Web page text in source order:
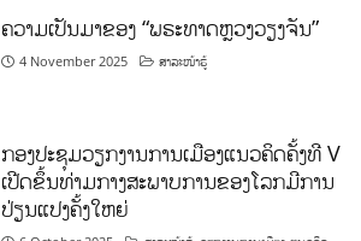
ຄວາມເປັນມາຂອງ “ພຣະທາດຫຼວງວຽງຈັນ”
4 November 2025 ສາລະໜ້າຮູ້
ກອງປະຊຸມວຽກງານການເມືອງແນວຄິດຄັ້ງທີ V
ເປີດຂຶ້ນທ່າມກາງສະພາບການຂອງໂລກມີການ
ປ່ຽນແປງຄັ້ງໃຫຍ່